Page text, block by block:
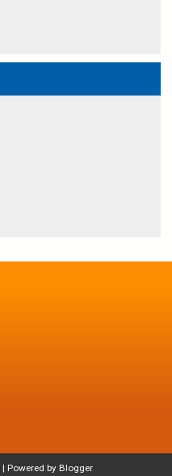
| Powered by Blogger